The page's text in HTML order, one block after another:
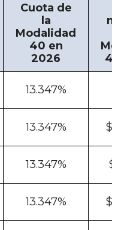
Cuota de
la
Modalidad
40 en
2026
13.347%
13.347%
13.347%
13.347%